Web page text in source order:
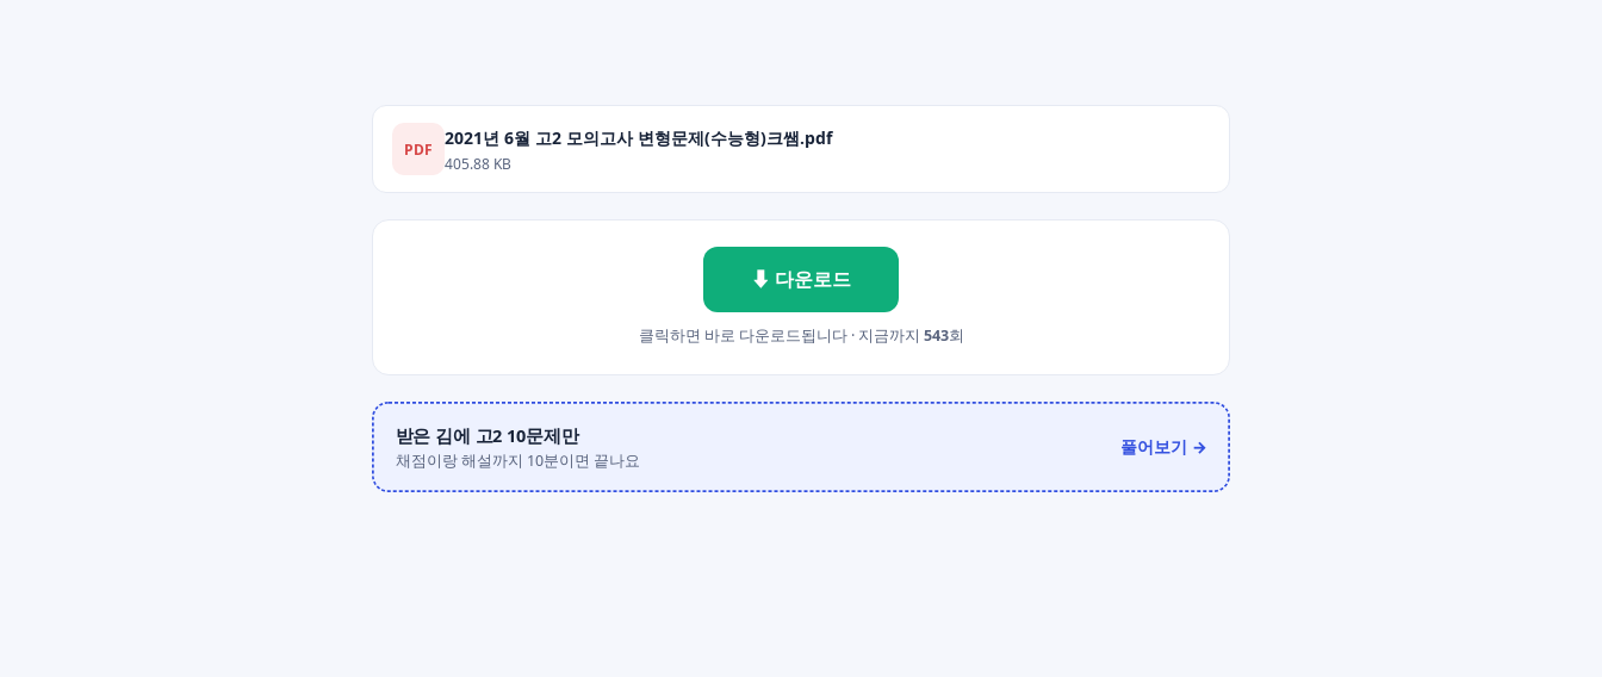
PDF 2021년 6월 고2 모의고사 변형문제(수능형)크쌤.pdf
405.88 KB
⬇ 다운로드
클릭하면 바로 다운로드됩니다 · 지금까지 543회
받은 김에 고2 10문제만
채점이랑 해설까지 10분이면 끝나요
풀어보기 →